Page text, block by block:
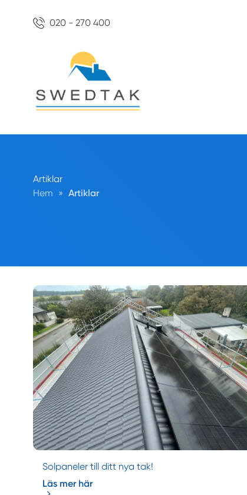
020 - 270 400
Artiklar
Hem » Artiklar
Solpaneler till ditt nya tak!
Läs mer här